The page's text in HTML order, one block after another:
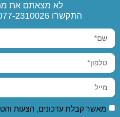
לא מצאתם את
התקשרו 2310026
מאשר קבלת עדכונים, הצעות